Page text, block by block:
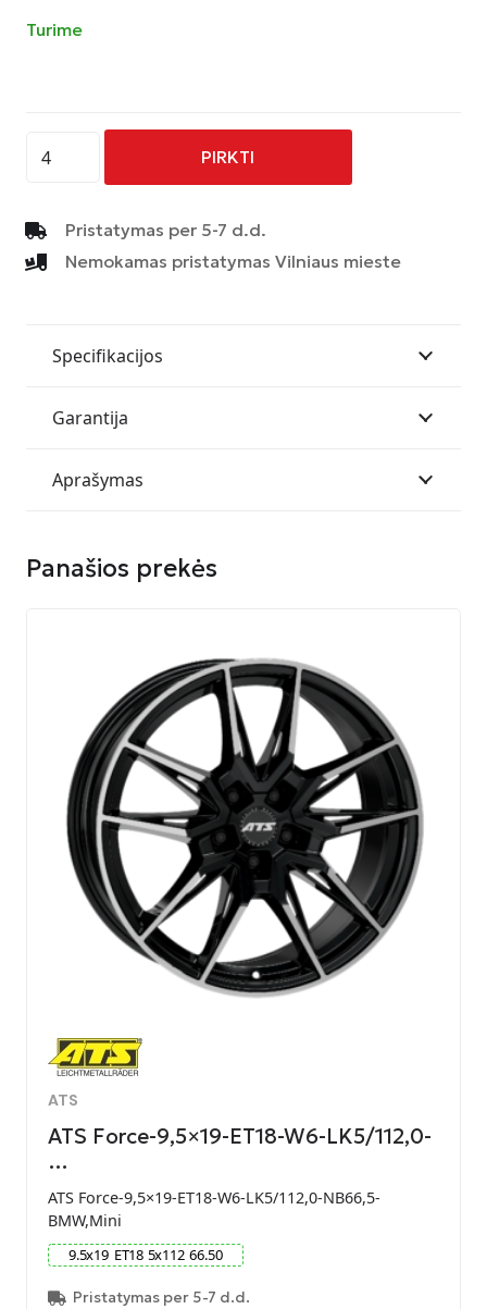
Turime
kiekis:
COMBAT
CV
9020
6114
PIRKTI
Pristatymas per 5-7 d.d.
Nemokamas pristatymas Vilniaus mieste
Specifikacijos
Garantija
Aprašymas
Panašios prekės
ATS
ATS Force-9,5×19-ET18-W6-LK5/112,0-
…
ATS Force-9,5×19-ET18-W6-LK5/112,0-NB66,5-
BMW,Mini
9.5x19 ET18 5x112 66.50
Pristatymas per 5-7 d.d.